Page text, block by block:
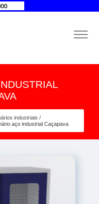
industriais
aço industrial Caçapava